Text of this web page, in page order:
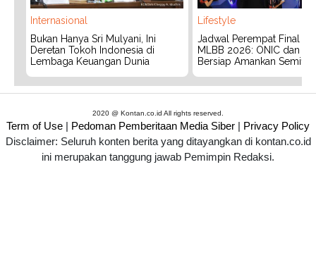
Internasional
Bukan Hanya Sri Mulyani, Ini
Deretan Tokoh Indonesia di
Lembaga Keuangan Dunia
Lifestyle
Jadwal Perempat Final
MLBB 2026: ONIC dan
Bersiap Amankan
2020 @ Kontan.co.id All rights reserved.
Term of Use | Pedoman Pemberitaan Media Siber | Privacy Policy
Disclaimer: Seluruh konten berita yang ditayangkan di kontan.co.id
ini merupakan tanggung jawab Pemimpin Redaksi.